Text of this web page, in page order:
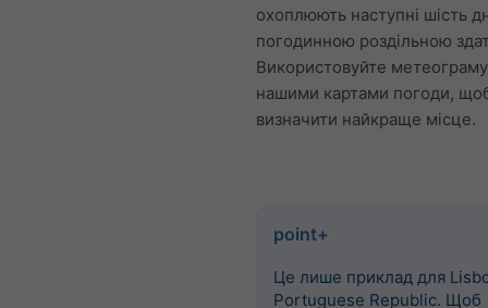
охоплюють наступні шість
погодинною роздільною
Використовуйте
нашими картами погоди,
визначити найкраще місце.
point+
Це лише приклад для
Portuguese Republic. Щоб